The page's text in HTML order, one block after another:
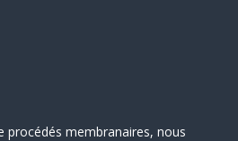
procédés membranaires, nous